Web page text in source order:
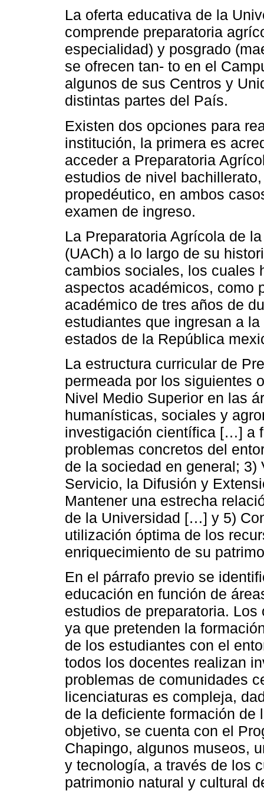
La oferta educativa de la
comprende preparatoria
especialidad) y posgrado
se ofrecen tan- to en el
algunos de sus Centros y
distintas partes del País.
Existen dos opciones para
institución, la primera es
acceder a Preparatoria
estudios de nivel
propedéutico, en ambos
examen de ingreso.
La Preparatoria Agrícola de
(UACh) a lo largo de su
cambios sociales, los cuales
aspectos académicos, como
académico de tres años de
estudiantes que ingresan a
estados de la República
La estructura curricular de
permeada por los siguientes
Nivel Medio Superior en las
humanísticas, sociales y
investigación científica […] a
problemas concretos del
de la sociedad en general;
Servicio, la Difusión y
Mantener una estrecha
de la Universidad […] y 5)
utilización óptima de los
enriquecimiento de su
En el párrafo previo se
educación en función de
estudios de preparatoria.
ya que pretenden la
de los estudiantes con el
todos los docentes realizan
problemas de comunidades
licenciaturas es compleja,
de la deficiente formación de
objetivo, se cuenta con el
Chapingo, algunos museos,
y tecnología, a través de los
patrimonio natural y cultural